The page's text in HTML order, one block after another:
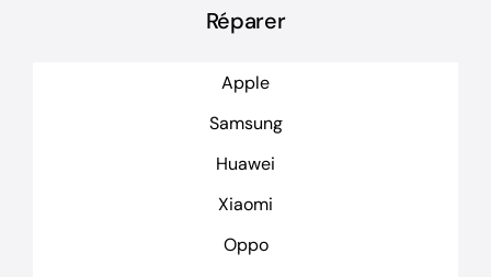
Réparer
Apple
Samsung
Huawei
Xiaomi
Oppo